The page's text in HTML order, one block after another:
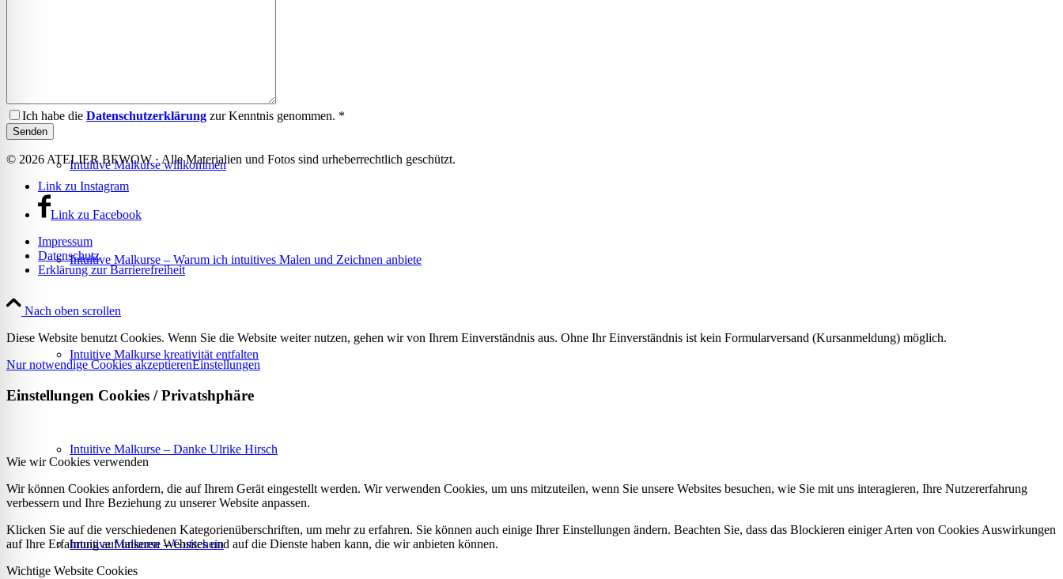
Intuitive Malkurse willkommen
Intuitive Malkurse – Warum ich intuitives Malen und Zeichnen anbiete
Intuitive Malkurse kreativität entfalten
Intuitive Malkurse – Danke Ulrike Hirsch
Intuitive Malkurse – Gutschein
Ich habe die Datenschutzerklärung zur Kenntnis genommen. *
© 2026 ATELIER BEWOW · Alle Materialien und Fotos sind urheberrechtlich geschützt.
Link zu Instagram
Link zu Facebook
Impressum
Datenschutz
Erklärung zur Barrierefreiheit
Nach oben scrollen
Diese Website benutzt Cookies. Wenn Sie die Website weiter nutzen, gehen wir von Ihrem Einverständnis aus. Ohne Ihr Einverständnis ist kein Formularversand (Kursanmeldung) möglich.
Nur notwendige Cookies akzeptierenEinstellungen
Einstellungen Cookies / Privatshphäre
Wie wir Cookies verwenden
Wir können Cookies anfordern, die auf Ihrem Gerät eingestellt werden. Wir verwenden Cookies, um uns mitzuteilen, wenn Sie unsere Websites besuchen, wie Sie mit uns interagieren, Ihre Nutzererfahrung
verbessern und Ihre Beziehung zu unserer Website anpassen.
Klicken Sie auf die verschiedenen Kategorienüberschriften, um mehr zu erfahren. Sie können auch einige Ihrer Einstellungen ändern. Beachten Sie, dass das Blockieren einiger Arten von Cookies Auswirkungen
auf Ihre Erfahrung auf unseren Websites und auf die Dienste haben kann, die wir anbieten können.
Wichtige Website Cookies